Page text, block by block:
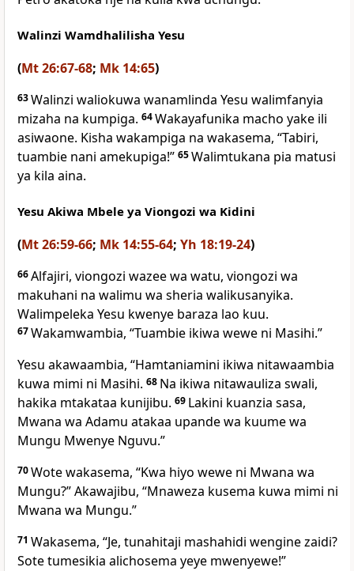
Walinzi Wamdhalilisha Yesu
(Mt 26:67-68; Mk 14:65)
63Walinzi waliokuwa wanamlinda Yesu walimfanyia
mizaha na kumpiga. 64Wakayafunika macho yake ili
asiwaone. Kisha wakampiga na wakasema, “Tabiri,
tuambie nani amekupiga!” 65Walimtukana pia matusi
ya kila aina.
Yesu Akiwa Mbele ya Viongozi wa Kidini
(Mt 26:59-66; Mk 14:55-64; Yh 18:19-24)
66Alfajiri, viongozi wazee wa watu, viongozi wa
makuhani na walimu wa sheria walikusanyika.
Walimpeleka Yesu kwenye baraza lao kuu.
67Wakamwambia, “Tuambie ikiwa wewe ni Masihi.”
Yesu akawaambia, “Hamtaniamini ikiwa nitawaambia
kuwa mimi ni Masihi. 68 Na ikiwa nitawauliza swali,
hakika mtakataa kunijibu. 69 Lakini kuanzia sasa,
Mwana wa Adamu atakaa upande wa kuume wa
Mungu Mwenye Nguvu.”
70Wote wakasema, “Kwa hiyo wewe ni Mwana wa
Mungu?” Akawajibu, “Mnaweza kusema kuwa mimi ni
Mwana wa Mungu.”
71 Wakasema, “Je, tunahitaji mashahidi wengine zaidi?
Sote tumesikia alichosema yeye mwenyewe!”